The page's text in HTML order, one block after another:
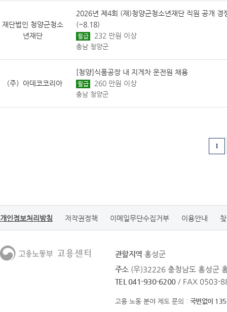
재단법인 청양군청소
년재단
2026년 제4회 (재)청양군청소년재단 직원 공개 경
(~8.18)
월급 232 만원 이상
충남 청양군
（주）아데코코리아
[청양]식품공장 내 지게차 운전원 채용
월급 260 만원 이상
충남 청양군
1
개인정보처리방침 저작권정책 이메일무단수집거부 이용안내
관할지역 홍성군
주소 (우)32226 충청남도 홍성군
TEL 041-930-6200 / FAX 0503-
고용·노동 분야 제도 문의 : 국번없이